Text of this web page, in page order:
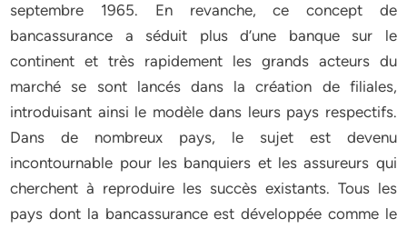
septembre 1965. En revanche, ce concept de
bancassurance a séduit plus d’une banque sur le
continent et très rapidement les grands acteurs du
marché se sont lancés dans la création de filiales,
introduisant ainsi le modèle dans leurs pays respectifs.
Dans de nombreux pays, le sujet est devenu
incontournable pour les banquiers et les assureurs qui
cherchent à reproduire les succès existants. Tous les
pays dont la bancassurance est développée comme le